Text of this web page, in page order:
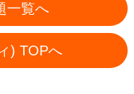
一覧へ
) TOPへ